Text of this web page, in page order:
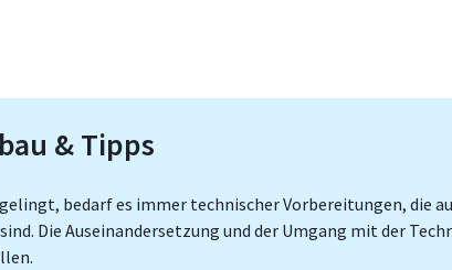
& Tipps
bedarf es immer technischer Vorbereitungen, die
Die Auseinandersetzung und der Umgang mit der